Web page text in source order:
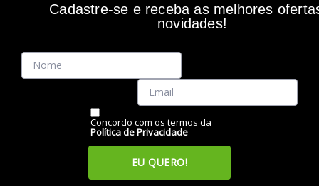
Caixa de Som 8W RMS, USB, SP091, MULTI
Código: 23693
Vendido e Entregue por:Miranda
Cadastre-se e receba as melhores
novidades!
Concordo com os termos da
Política de Privacidade
EU QUERO!